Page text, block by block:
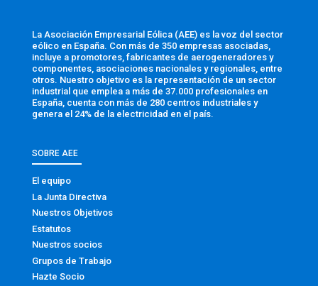
La Asociación Empresarial Eólica (AEE) es la voz del sector
eólico en España. Con más de 350 empresas asociadas,
incluye a promotores, fabricantes de aerogeneradores y
componentes, asociaciones nacionales y regionales, entre
otros. Nuestro objetivo es la representación de un sector
industrial que emplea a más de 37.000 profesionales en
España, cuenta con más de 280 centros industriales y
genera el 24% de la electricidad en el país.
SOBRE AEE
El equipo
La Junta Directiva
Nuestros Objetivos
Estatutos
Nuestros socios
Grupos de Trabajo
Hazte Socio